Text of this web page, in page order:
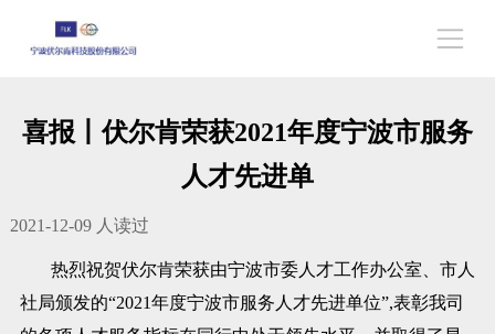
喜报丨伏尔肯荣获2021年度宁波市服务
人才先进单
2021-12-09 人读过
热烈祝贺伏尔肯荣获由宁波市委人才工作办公室、市人
社局颁发的“2021年度宁波市服务人才先进单位”,表彰我司